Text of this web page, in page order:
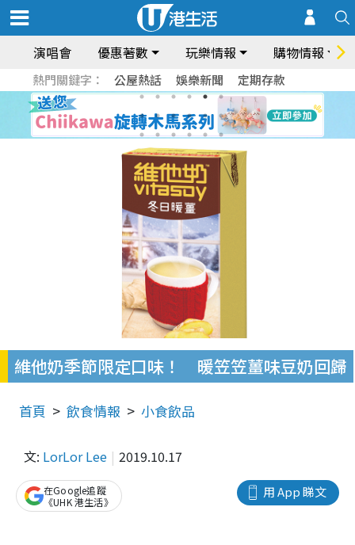
演唱會 優惠著數 玩樂情報 購物情報
熱門關鍵字： 公屋熱話 娛樂新聞 定期存款
維他奶季節限定口味！ 暖笠笠薑味豆奶回歸
首頁 飲食情報 小食飲品
文: LorLor Lee 2019.10.17
用 App 睇文
在Google追蹤
《UHK 港生活》